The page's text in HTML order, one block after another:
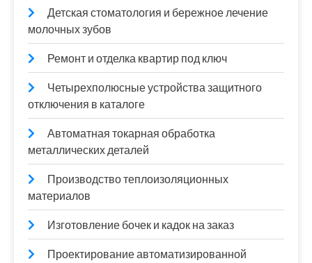
Детская стоматология и бережное лечение
молочных зубов
Ремонт и отделка квартир под ключ
Четырехполюсные устройства защитного
отключения в каталоге
Автоматная токарная обработка
металлических деталей
Производство теплоизоляционных
материалов
Изготовление бочек и кадок на заказ
Проектирование автоматизированной